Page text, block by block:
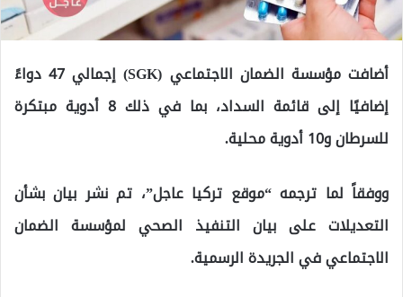
أضافت مؤسسة الضمان الاجتماعي (SGK) إجمالي 47 دواءً
إضافيًا إلى قائمة السداد، بما في ذلك 8 أدوية مبتكرة
للسرطان و10 أدوية محلية.
ووفقاً لما ترجمه “موقع تركيا عاجل”، تم نشر بيان بشأن
التعديلات على بيان التنفيذ الصحي لمؤسسة الضمان
الاجتماعي في الجريدة الرسمية.